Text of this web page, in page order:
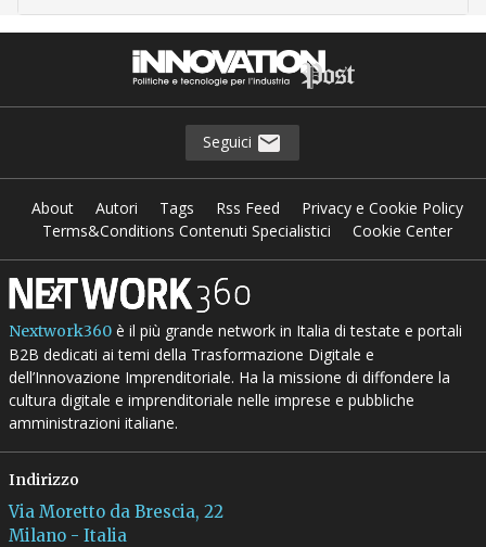
Seguici
About Autori Tags Rss Feed
Privacy e Cookie Policy
Terms&Conditions Contenuti Specialistici
Cookie Center
Nextwork360è il più grande network in Italia di testate e portali
B2B dedicati ai temi della Trasformazione Digitale e
dell’Innovazione Imprenditoriale. Ha la missione di diffondere la
cultura digitale e imprenditoriale nelle imprese e pubbliche
amministrazioni italiane.
Indirizzo
Via Moretto da Brescia, 22
Milano - Italia